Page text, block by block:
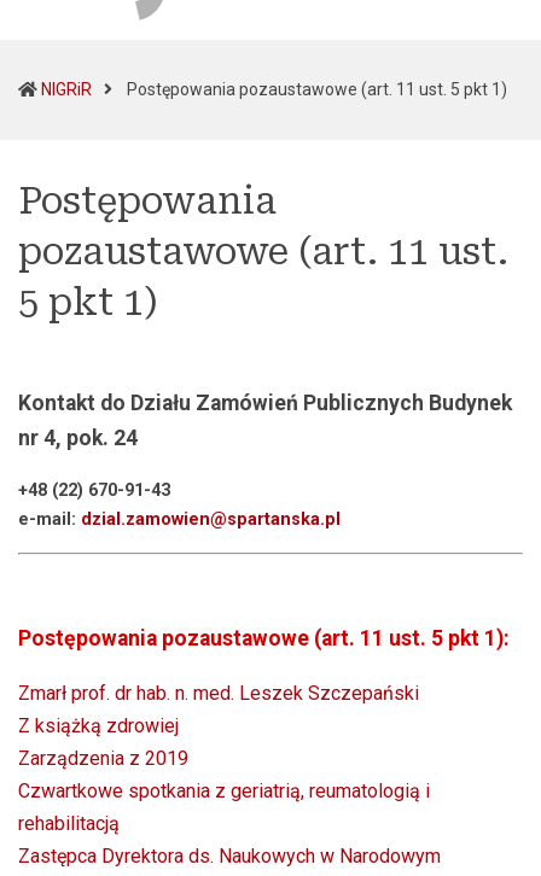
NIGRiR Postępowania pozaustawowe (art. 11 ust. 5 pkt 1)
Postępowania
pozaustawowe (art. 11 ust.
5 pkt 1)
Kontakt do Działu Zamówień Publicznych Budynek
nr 4, pok. 24
+48 (22) 670-91-43
e-mail: dzial.zamowien@spartanska.pl
Postępowania pozaustawowe (art. 11 ust. 5 pkt 1):
Zmarł prof. dr hab. n. med. Leszek Szczepański
Z książką zdrowiej
Zarządzenia z 2019
Czwartkowe spotkania z geriatrią, reumatologią i
rehabilitacją
Zastępca Dyrektora ds. Naukowych w Narodowym